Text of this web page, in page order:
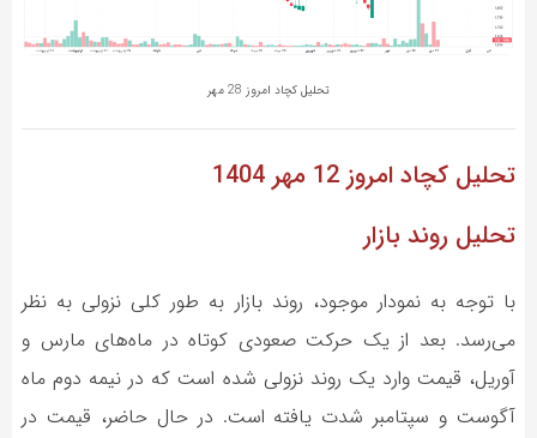
تحلیل کچاد امروز 28 مهر
تحلیل کچادامروز 12 مهر 1404
تحلیل روند بازار
با توجه به نمودار موجود، روند بازار به طور کلی نزولی به نظر
می‌رسد. بعد از یک حرکت صعودی کوتاه در ماه‌های مارس و
آوریل، قیمت وارد یک روند نزولی شده است که در نیمه دوم ماه
آگوست و سپتامبر شدت یافته است. در حال حاضر، قیمت در